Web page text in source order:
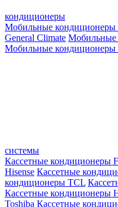
кондиционеры
Мобильные кондиционеры
General Climate Мобильные
Мобильные кондиционеры
системы
Кассетные кондиционеры
Hisense Кассетные
кондиционеры TCL
Кассетные кондиционеры
Toshiba Кассетные